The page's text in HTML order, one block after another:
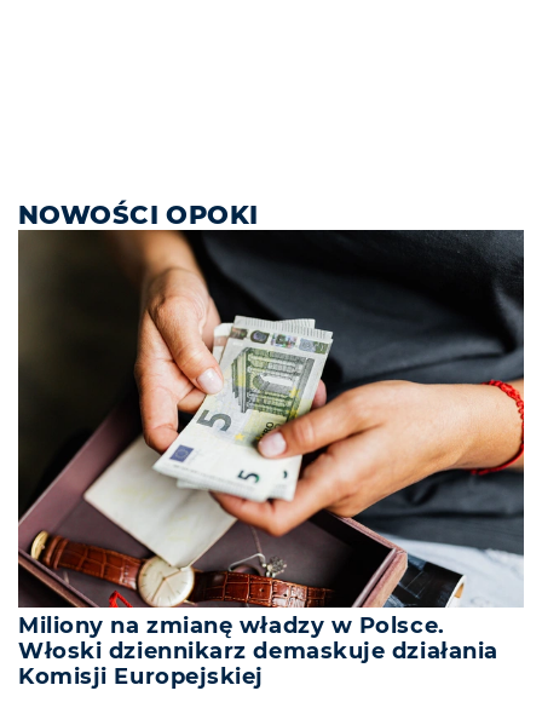
NOWOŚCI OPOKI
Miliony na zmianę władzy w Polsce.
Włoski dziennikarz demaskuje działania
Komisji Europejskiej